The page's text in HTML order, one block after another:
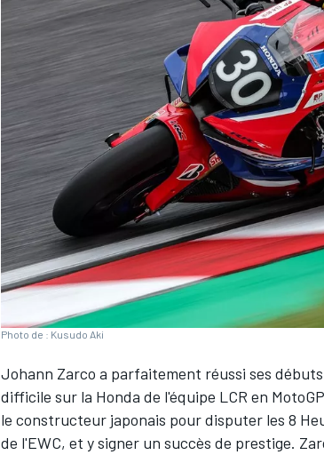
WRC
WEC
Photo de : Kusudo Aki
Johann Zarco a parfaitement réussi ses
difficile sur la Honda de l'équipe LCR en
le constructeur japonais pour disputer les 8
de l'EWC, et y signer un succès de prestige.